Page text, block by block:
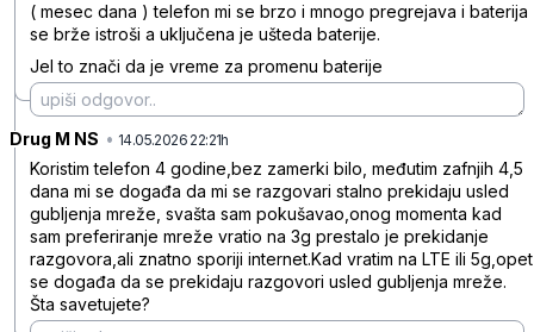
( mesec dana ) telefon mi se brzo i mnogo pregrejava i baterija
se brže istroši a uključena je ušteda baterije.
Jel to znači da je vreme za promenu baterije
Drug M NS • 14.05.2026 22:21h
Koristim telefon 4 godine,bez zamerki bilo, međutim zafnjih 4,5
dana mi se događa da mi se razgovari stalno prekidaju usled
gubljenja mreže, svašta sam pokušavao,onog momenta kad
sam preferiranje mreže vratio na 3g prestalo je prekidanje
razgovora,ali znatno sporiji internet.Kad vratim na LTE ili 5g,opet
se događa da se prekidaju razgovori usled gubljenja mreže.
Šta savetujete?